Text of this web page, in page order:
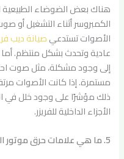
هناك بعض الضوضاء الطبيعية
الكمبروسر أثناء التشغيل أو
الأصوات تستدعيصيانة ديب
عادية وتحدث بشكل منتظم.
إلى وجود مشكلة، مثل صوت
مستمرة. إذا كانت الأصوات
ذلك مؤشرًا على وجود خلل في
الأجزاء الداخلية للفريزر.
5. ما هي علامات حرق موتور الفريزر؟